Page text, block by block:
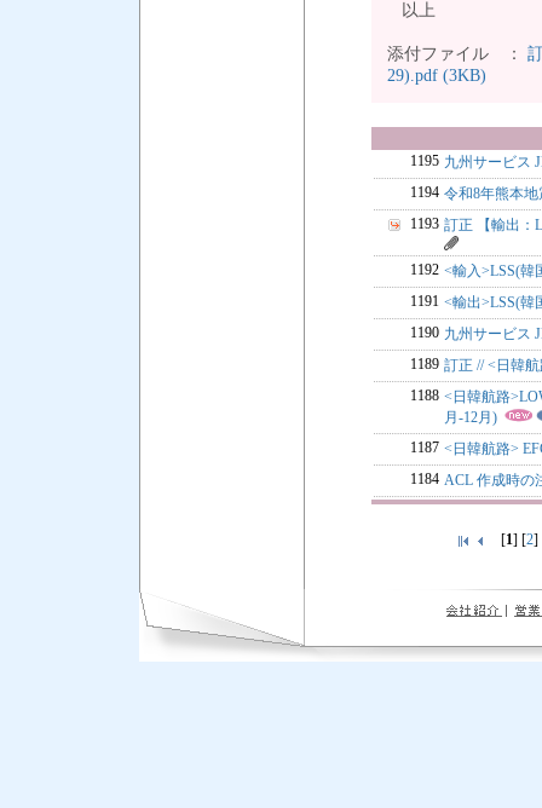
以上
添付ファイル ：
29).pdf (3KB)
1195 九州サービス
1194 令和8年熊本
1193 訂正 【輸出：
1192 <輸入>LSS(韓
1191 <輸出>LSS(韓
1190 九州サービス
1189 訂正 // <日韓
1188 <日韓航路
月-12月)
1187 <日韓航路>
1184 ACL 作成時の
[1] [2]